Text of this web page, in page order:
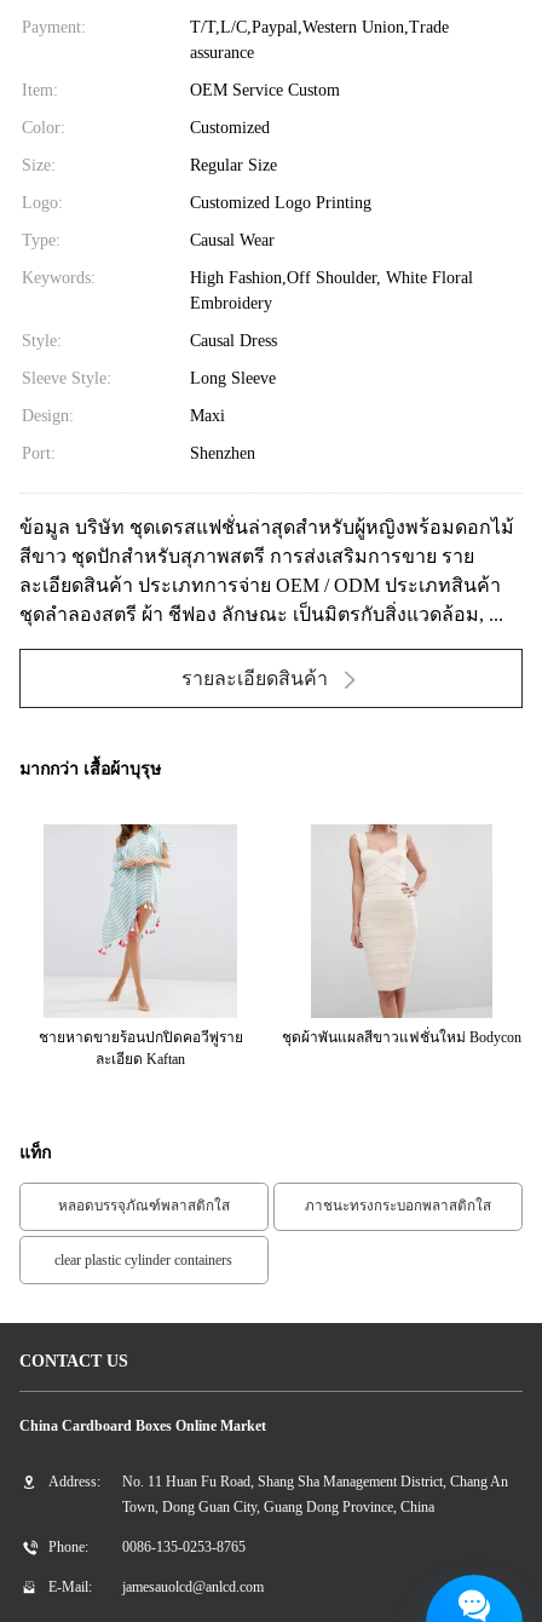
Payment:
T/T,L/C,Paypal,Western Union,Trade
assurance
Item: OEM Service Custom
Color: Customized
Size: Regular Size
Logo: Customized Logo Printing
Type: Causal Wear
Keywords:
High Fashion,Off Shoulder, White Floral
Embroidery
Style: Causal Dress
Sleeve Style: Long Sleeve
Design: Maxi
Port: Shenzhen
ข้อมูล บริษัท ชุดเดรสแฟชั่นล่าสุดสำหรับผู้หญิงพร้อมดอกไม้
สีขาว ชุดปักสำหรับสุภาพสตรี การส่งเสริมการขาย ราย
ละเอียดสินค้า ประเภทการจ่าย OEM / ODM ประเภทสินค้า
ชุดลำลองสตรี ผ้า ชีฟอง ลักษณะ เป็นมิตรกับสิ่งแวดล้อม, ...
รายละเอียดสินค้า
มากกว่า เสื้อผ้าบุรุษ
ชายหาดขายร้อนปกปิดคอวีพู่ราย
ละเอียด Kaftan
ชุดผ้าพันแผลสีขาวแฟชั่นใหม่ Bodycon
แท็ก
หลอดบรรจุภัณฑ์พลาสติกใส ภาชนะทรงกระบอกพลาสติกใส
clear plastic cylinder containers
CONTACT US
China Cardboard Boxes Online Market
Address:
No. 11 Huan Fu Road, Shang Sha Management District, Chang An
Town, Dong Guan City, Guang Dong Province, China
Phone: 0086-135-0253-8765
E-Mail: jamesauolcd@anlcd.com